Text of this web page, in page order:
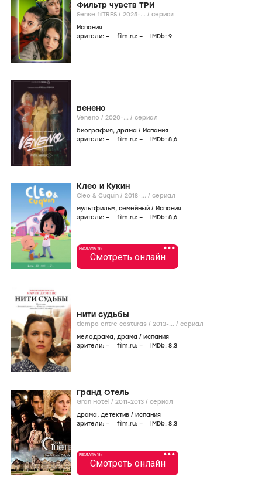
Фильтр чувств ТРИ
Sense filTRES / 2025-... / сериал
Испания
зрители: – film.ru: – IMDb: 9
Венено
Veneno / 2020-... / сериал
биография, драма / Испания
зрители: – film.ru: – IMDb: 8,6
Клео и Кукин
Cleo & Cuquin / 2018-... / сериал
мультфильм, семейный / Испания
зрители: – film.ru: – IMDb: 8,6
•••
РЕКЛАМА 18+
Смотреть онлайн
Нити судьбы
tiempo entre costuras / 2013-... / сериал
мелодрама, драма / Испания
зрители: – film.ru: – IMDb: 8,3
Гранд Отель
Gran Hotel / 2011-2013 / сериал
драма, детектив / Испания
зрители: – film.ru: – IMDb: 8,3
•••
РЕКЛАМА 18+
Смотреть онлайн